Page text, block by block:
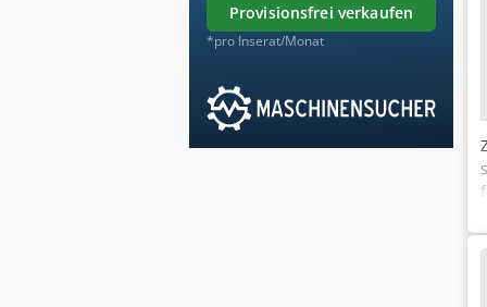
provisionsfrei verkaufen
*pro Inserat/Monat